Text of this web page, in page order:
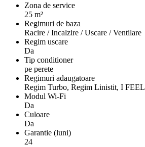
Zona de service
25 m²
Regimuri de baza
Racire / Incalzire / Uscare / Ventilare
Regim uscare
Da
Tip conditioner
pe perete
Regimuri adaugatoare
Regim Turbo, Regim Linistit, I FEEL
Modul Wi-Fi
Da
Culoare
Da
Garantie (luni)
24